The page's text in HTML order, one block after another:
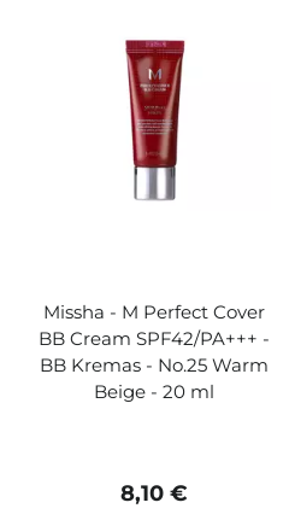
Missha - M Perfect Cover
BB Cream SPF42/PA+++ -
BB Kremas - No.25 Warm
Beige - 20 ml
8,10 €